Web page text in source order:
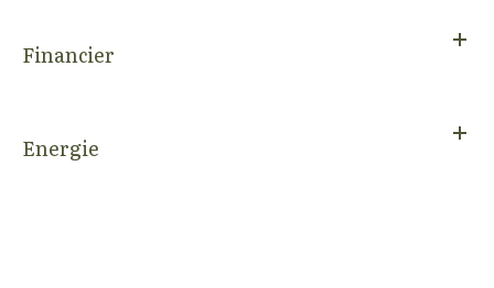
Financier
Energie